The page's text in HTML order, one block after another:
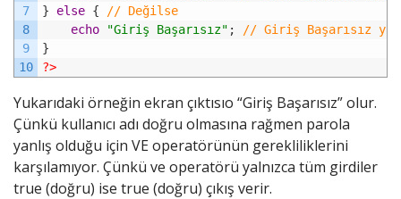
7
8
9
10
}
else {
// Değilse
echo
"Giriş Başarısız" ;
// Giriş Başarısız yaz
}
?>
Yukarıdaki örneğin ekran çıktısıo “Giriş Başarısız” olur.
Çünkü kullanıcı adı doğru olmasına rağmen parola
yanlış olduğu için VE operatörünün gerekliliklerini
karşılamıyor. Çünkü ve operatörü yalnızca tüm girdiler
true (doğru) ise true (doğru) çıkış verir.